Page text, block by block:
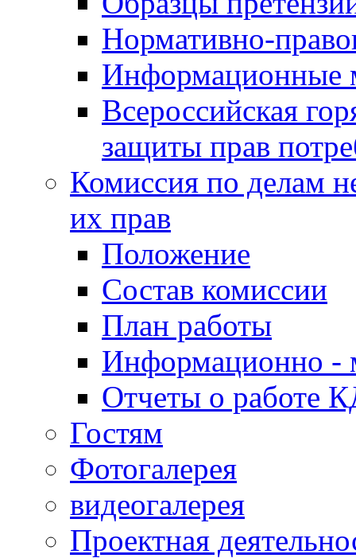
Нормативно-
Информационные
Всероссийская
защиты прав
Комиссия по делам
их прав
Положение
Состав комиссии
План работы
Информационно -
Отчеты о работе
Гостям
Фотогалерея
видеогалерея
Проектная